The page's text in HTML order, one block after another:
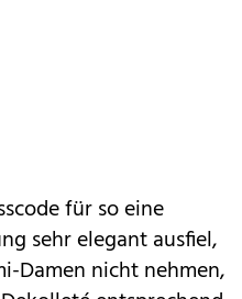
für so eine
sehr elegant ausfiel,
Damen nicht nehmen,